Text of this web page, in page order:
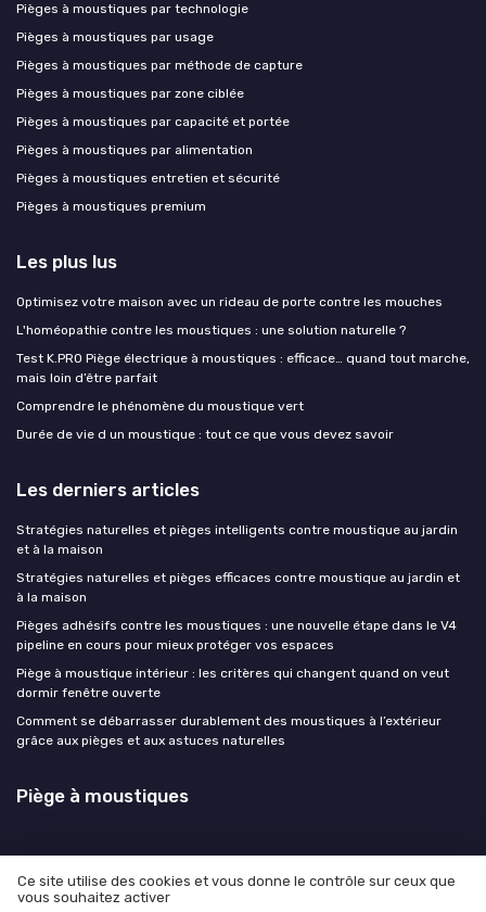
Pièges à moustiques par technologie
Pièges à moustiques par usage
Pièges à moustiques par méthode de capture
Pièges à moustiques par zone ciblée
Pièges à moustiques par capacité et portée
Pièges à moustiques par alimentation
Pièges à moustiques entretien et sécurité
Pièges à moustiques premium
Les plus lus
Optimisez votre maison avec un rideau de porte contre les mouches
L'homéopathie contre les moustiques : une solution naturelle ?
Test K.PRO Piège électrique à moustiques : efficace… quand tout marche,
mais loin d’être parfait
Comprendre le phénomène du moustique vert
Durée de vie d un moustique : tout ce que vous devez savoir
Les derniers articles
Stratégies naturelles et pièges intelligents contre moustique au jardin
et à la maison
Stratégies naturelles et pièges efficaces contre moustique au jardin et
à la maison
Pièges adhésifs contre les moustiques : une nouvelle étape dans le V4
pipeline en cours pour mieux protéger vos espaces
Piège à moustique intérieur : les critères qui changent quand on veut
dormir fenêtre ouverte
Comment se débarrasser durablement des moustiques à l’extérieur
grâce aux pièges et aux astuces naturelles
Piège à moustiques
Mentions légales
Ce site utilise des cookies et vous donne le contrôle sur ceux que
vous souhaitez activer